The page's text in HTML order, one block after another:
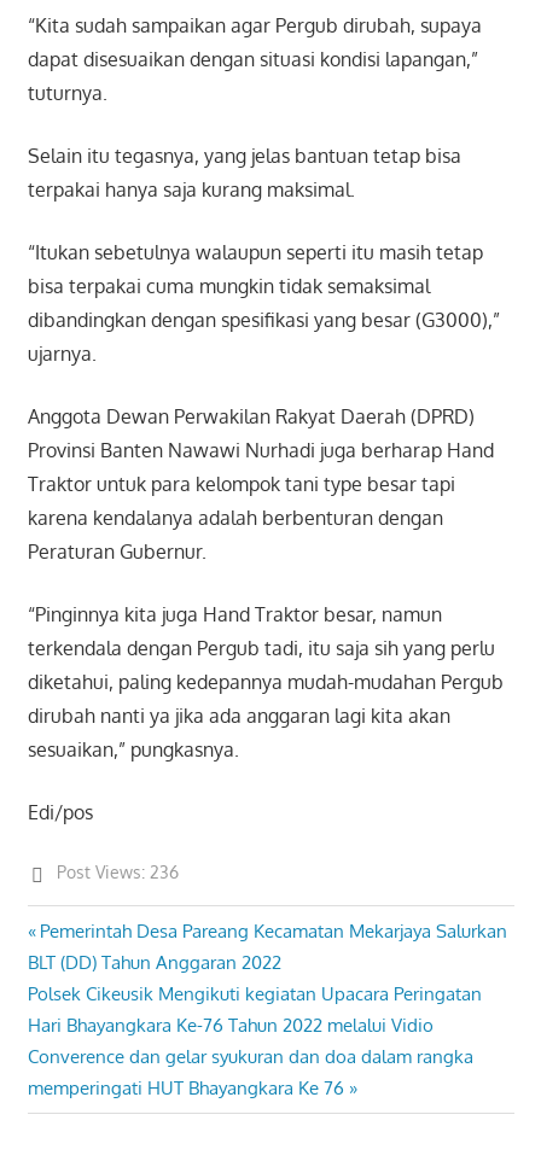
“Kita sudah sampaikan agar Pergub dirubah, supaya
dapat disesuaikan dengan situasi kondisi lapangan,”
tuturnya.
Selain itu tegasnya, yang jelas bantuan tetap bisa
terpakai hanya saja kurang maksimal.
“Itukan sebetulnya walaupun seperti itu masih tetap
bisa terpakai cuma mungkin tidak semaksimal
dibandingkan dengan spesifikasi yang besar (G3000),”
ujarnya.
Anggota Dewan Perwakilan Rakyat Daerah (DPRD)
Provinsi Banten Nawawi Nurhadi juga berharap Hand
Traktor untuk para kelompok tani type besar tapi
karena kendalanya adalah berbenturan dengan
Peraturan Gubernur.
“Pinginnya kita juga Hand Traktor besar, namun
terkendala dengan Pergub tadi, itu saja sih yang perlu
diketahui, paling kedepannya mudah-mudahan Pergub
dirubah nanti ya jika ada anggaran lagi kita akan
sesuaikan,” pungkasnya.
Edi/pos
Post Views: 236
Post
navigation
Previous
Post:
Pemerintah Desa Pareang Kecamatan Mekarjaya Salurkan
BLT (DD) Tahun Anggaran 2022
Next
Post:
Polsek Cikeusik Mengikuti kegiatan Upacara Peringatan
Hari Bhayangkara Ke-76 Tahun 2022 melalui Vidio
Converence dan gelar syukuran dan doa dalam rangka
memperingati HUT Bhayangkara Ke 76